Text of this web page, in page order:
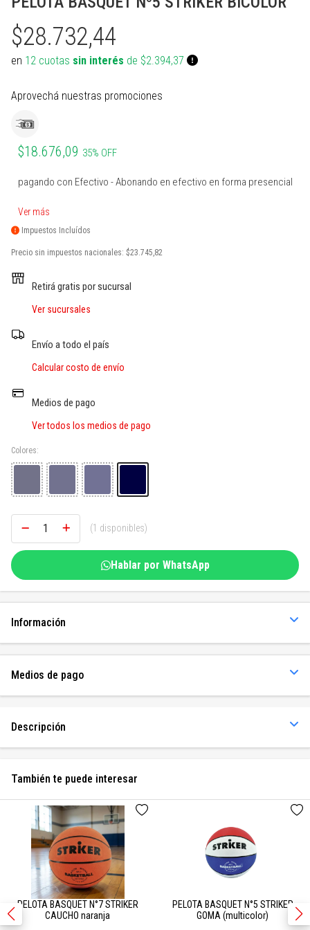
PROTECCIONES BOXEO
ACCESORIOS BOXEO
PERA Y CIELO Y TIERRA
INDUMENTARIA BOXEO
RING DE BOXEO
SUPLEMENTOS NATURALES
COMBOS
Ver todos
INDUMENTARIA TERMICA
PILATES Y YOGA
REHABILITACION
OTROS ACCESORIOS
Ver todos
MARCACION Y COORDINACION
BOSU Y MINI BOSUS |
PROPOCIOCEPCION
PESAS RUSAS
STRAPS Y CINTURON RUSO
CALLERAS GUANTES Y
PROTECCIONES
TENIS DE MESA
VOLEY
BOLSOS PORTA PELOTAS
PADDLE
BOLSOS Y MOCHILAS
RUGBY Y FUTBOL AMERICANO
INFLADORES Y SILBATOS
INDUMENTARIA Y MEDIAS
$28.732,44
en 12 cuotas sin interés de $2.394,37
Aprovechá nuestras promociones
$18.676,09 35% OFF
pagando con Efectivo - Abonando en efectivo en forma presencial
Ver más
Impuestos Incluídos
Precio sin impuestos nacionales: $23.745,82
Retirá gratis por sucursal
Ver sucursales
Envío a todo el país
Calcular costo de envío
Medios de pago
Ver todos los medios de pago
Colores:
(1 disponibles)
Hablar por WhatsApp
Información
Medios de pago
Descripción
También te puede interesar
PELOTA BASQUET N°7 STRIKER
CAUCHO naranja
PELOTA BASQUET N°5 STRIKER
GOMA (multicolor)